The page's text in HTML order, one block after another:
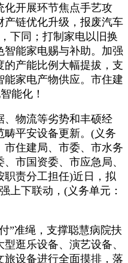
化开展环节焦点手艺攻
产链优化升级，报废汽车
下同；打制家电以旧换
能家电赐与补助。加强
产能比例大幅提拔，支
家电产物供应。市住建
能化！
物流等劣势和丰硕经
平安设备更新。(义务
住建局、市委、市水务
市国资委、市应急局、
责分工担任)近日，拟
上下联动，(义务单元：
准绳，支撑聪慧病院扶
逛乐设备、演艺设备、
设备进行全面摸排，落